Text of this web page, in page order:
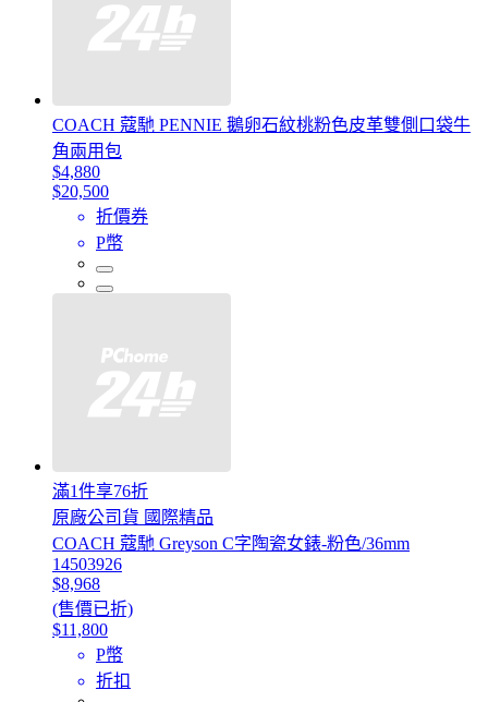
COACH 蔻馳 PENNIE 鵝卵石紋桃粉色皮革雙側口袋牛
角兩用包
$4,880
$20,500
折價券
P幣
滿1件享76折
原廠公司貨 國際精品
COACH 蔻馳 Greyson C字陶瓷女錶-粉色/36mm
14503926
$8,968
(售價已折)
$11,800
P幣
折扣